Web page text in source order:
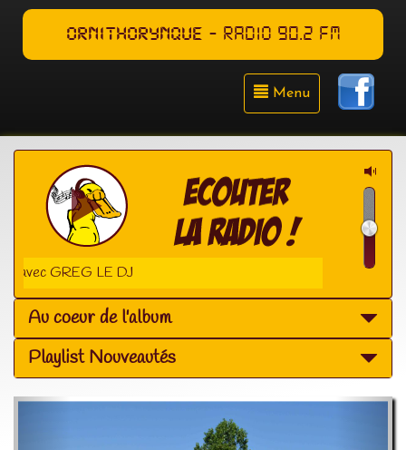
ORNITHORYNQUE - RADIO 90.2 FM
Menu
avec GREG LE DJ
Au coeur de l'album
Playlist Nouveautés
Précédent